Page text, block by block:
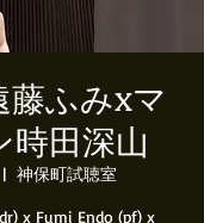
藤ふみxマ
時田深山
神保町試聴室
x Fumi Endo (pf) x